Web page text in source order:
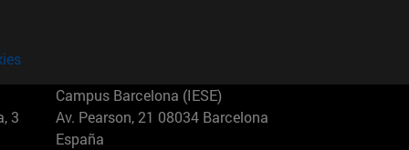
3
Campus Barcelona (IESE)
Av. Pearson, 21 08034 Barcelona
España